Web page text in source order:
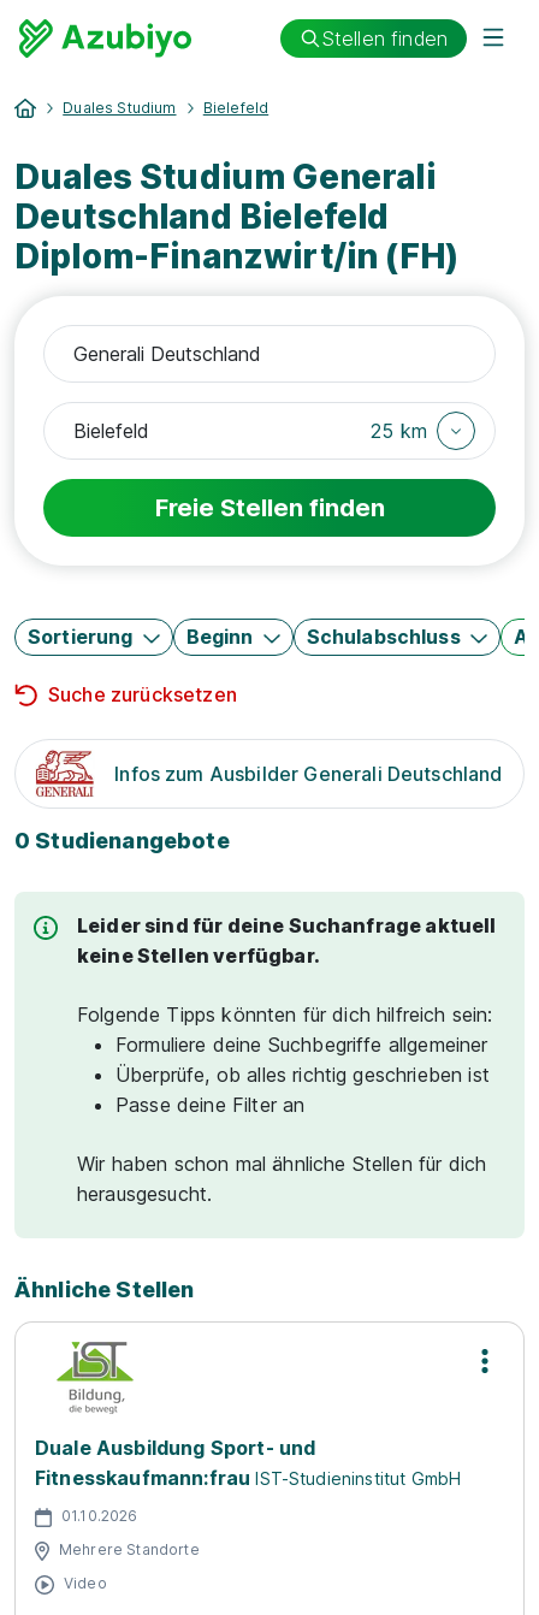
Stellen finden
Duales Studium Bielefeld
Duales Studium Generali
Deutschland Bielefeld
Diplom-Finanzwirt/in (FH)
25 km
Freie Stellen finden
Sortierung Beginn Schulabschluss
Suche zurücksetzen
Infos zum Ausbilder Generali Deutschland
0 Studienangebote
Leider sind für deine Suchanfrage aktuell
keine Stellen verfügbar.
Folgende Tipps könnten für dich hilfreich sein:
Formuliere deine Suchbegriffe allgemeiner
Überprüfe, ob alles richtig geschrieben ist
Passe deine Filter an
Wir haben schon mal ähnliche Stellen für dich
herausgesucht.
Ähnliche Stellen
Duale Ausbildung Sport- und
Fitnesskaufmann:frau IST-Studieninstitut GmbH
01.10.2026
Mehrere Standorte
Video